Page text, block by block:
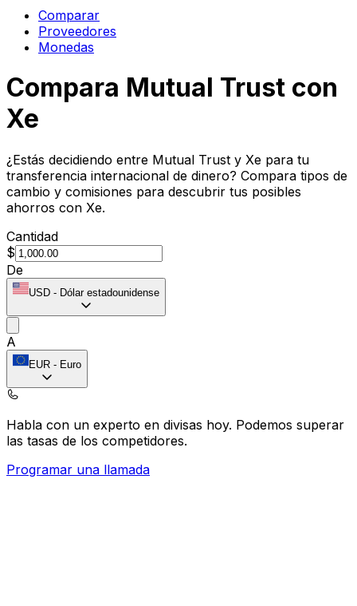
Comparar
Proveedores
Monedas
Compara Mutual Trust con
Xe
¿Estás decidiendo entre Mutual Trust y Xe para tu
transferencia internacional de dinero? Compara tipos de
cambio y comisiones para descubrir tus posibles
ahorros con Xe.
Cantidad
$
De
USD - Dólar estadounidense
A
EUR - Euro
Habla con un experto en divisas hoy. Podemos superar
las tasas de los competidores.
Programar una llamada